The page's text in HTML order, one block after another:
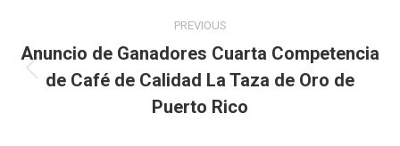
navigation
PREVIOUS
Previous
post:
Anuncio de Ganadores Cuarta Competencia
de Café de Calidad La Taza de Oro de
Puerto Rico